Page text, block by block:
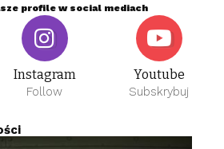
profile w social mediach
Instagram
Follow
Youtube
Subskrybuj